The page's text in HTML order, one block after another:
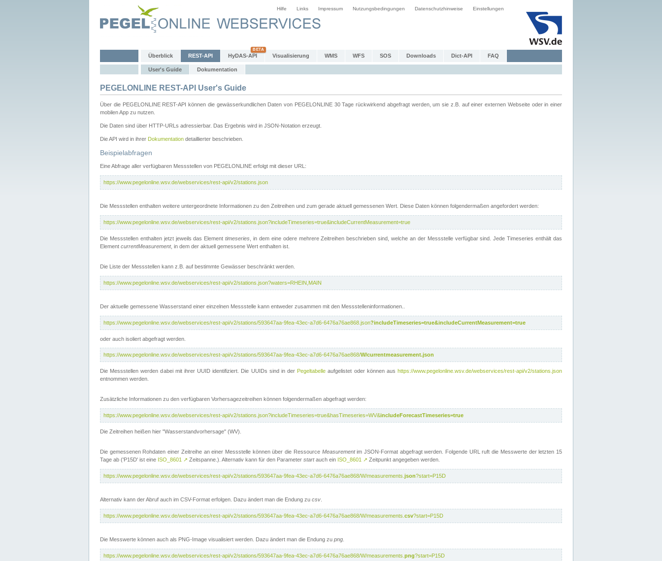
Hilfe Links Impressum Nutzungsbedingungen Datenschutzhinweise Einstellungen
Überblick REST-API HyDAS-API Visualisierung WMS WFS SOS Downloads Dict-API FAQ
User's Guide Dokumentation
PEGELONLINE REST-API User's Guide
Über die PEGELONLINE REST-API können die gewässerkundlichen Daten von PEGELONLINE 30 Tage rückwirkend abgefragt werden, um sie z.B. auf einer externen Webseite oder in einer
mobilen App zu nutzen.
Die Daten sind über HTTP-URLs adressierbar. Das Ergebnis wird in JSON-Notation erzeugt.
Die API wird in ihrer Dokumentation detaillierter beschrieben.
Beispielabfragen
Eine Abfrage aller verfügbaren Messstellen von PEGELONLINE erfolgt mit dieser URL:
https://www.pegelonline.wsv.de/webservices/rest-api/v2/stations.json
Die Messstellen enthalten weitere untergeordnete Informationen zu den Zeitreihen und zum gerade aktuell gemessenen Wert. Diese Daten können folgendermaßen angefordert werden:
https://www.pegelonline.wsv.de/webservices/rest-api/v2/stations.json?includeTimeseries=true&includeCurrentMeasurement=true
Die Messstellen enthalten jetzt jeweils das Elementtimeseries , in dem eine odere mehrere Zeitreihen beschrieben sind, welche an der Messstelle verfügbar sind. Jede Timeseries enthält das
Element currentMeasurement, in dem der aktuell gemessene Wert enthalten ist.
Die Liste der Messstellen kann z.B. auf bestimmte Gewässer beschränkt werden.
https://www.pegelonline.wsv.de/webservices/rest-api/v2/stations.json?waters=RHEIN,MAIN
Der aktuelle gemessene Wasserstand einer einzelnen Messstelle kann entweder zusammen mit den Messstelleninformationen..
https://www.pegelonline.wsv.de/webservices/rest-api/v2/stations/593647aa-9fea-43ec-a7d6-6476a76ae868.json?includeTimeseries=true&includeCurrentMeasurement=true
oder auch isoliert abgefragt werden.
https://www.pegelonline.wsv.de/webservices/rest-api/v2/stations/593647aa-9fea-43ec-a7d6-6476a76ae868/W/currentmeasurement.json
Die Messstellen werden dabei mit ihrer UUID identifiziert. Die UUIDs sind in der Pegeltabelle aufgelistet oder können aushttps://www.pegelonline.wsv.de/webservices/rest-api/v2/stations.json
entnommen werden.
Zusätzliche Informationen zu den verfügbaren Vorhersagezeitreihen können folgendermaßen abgefragt werden:
https://www.pegelonline.wsv.de/webservices/rest-api/v2/stations.json?includeTimeseries=true&hasTimeseries=WV&includeForecastTimeseries=true
Die Zeitreihen heißen hier "Wasserstandvorhersage" (WV).
Die gemessenen Rohdaten einer Zeitreihe an einer Messstelle können über die Ressource Measurementim JSON-Format abgefragt werden. Folgende URL ruft die Messwerte der letzten 15
Tage ab ('P15D' ist eine ISO_8601 ↗ Zeitspanne.). Alternativ kann für den Parameter startauch ein ISO_8601 ↗ Zeitpunkt angegeben werden.
https://www.pegelonline.wsv.de/webservices/rest-api/v2/stations/593647aa-9fea-43ec-a7d6-6476a76ae868/W/measurements. json?start=P15D
Alternativ kann der Abruf auch im CSV-Format erfolgen. Dazu ändert man die Endung zu csv
https://www.pegelonline.wsv.de/webservices/rest-api/v2/stations/593647aa-9fea-43ec-a7d6-6476a76ae868/W/measurements. csv?start=P15D
Die Messwerte können auch als PNG-Image visualisiert werden. Dazu ändert man die Endung zu png
https://www.pegelonline.wsv.de/webservices/rest-api/v2/stations/593647aa-9fea-43ec-a7d6-6476a76ae868/W/measurements. png?start=P15D